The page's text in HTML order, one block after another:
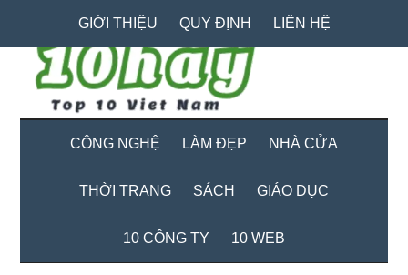
content
secondary
menu
primary
sidebar
GIỚI THIỆU QUY ĐỊNH LIÊN HỆ
CÔNG NGHỆ LÀM ĐẸP NHÀ CỬA
THỜI TRANG SÁCH GIÁO DỤC
10 CÔNG TY 10 WEB